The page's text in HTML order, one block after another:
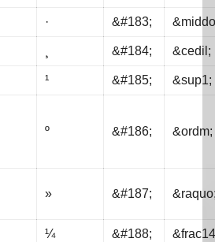
· &#183;
&#184; &cedil;
¹ &#185; &sup1;
º &#186; &ordm;
» &#187;
¼ &#188;